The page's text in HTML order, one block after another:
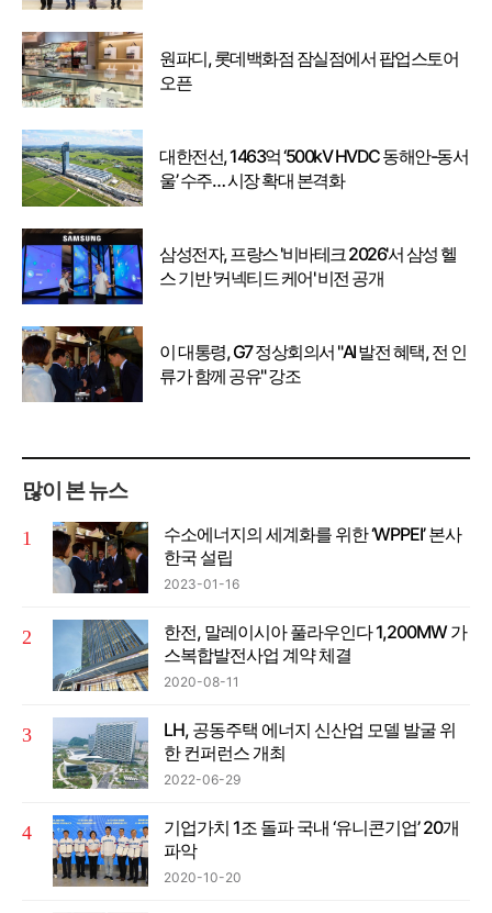
원파디, 롯데백화점 잠실점에서 팝업스토어
오픈
대한전선, 1463억 ‘500kV HVDC 동해안-동서
울’ 수주… 시장 확대 본격화
삼성전자, 프랑스 '비바테크 2026'서 삼성 헬
스 기반 '커넥티드 케어' 비전 공개
이 대통령, G7 정상회의서 "AI 발전 혜택, 전 인
류가 함께 공유" 강조
많이 본 뉴스
수소에너지의 세계화를 위한 ‘WPPEI’ 본사
한국 설립
2023-01-16
한전, 말레이시아 풀라우인다 1,200MW 가
스복합발전사업 계약 체결
2020-08-11
LH, 공동주택 에너지 신산업 모델 발굴 위
한 컨퍼런스 개최
2022-06-29
기업가치 1조 돌파 국내 ‘유니콘기업’ 20개
파악
2020-10-20